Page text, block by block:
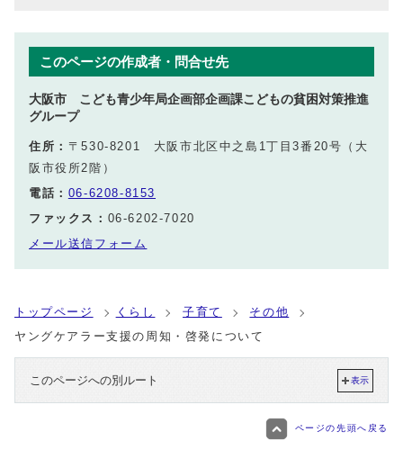
このページの作成者・問合せ先
大阪市 こども青少年局企画部企画課こどもの貧困対策推進
グループ
住所： 〒530-8201 大阪市北区中之島1丁目3番20号（大
阪市役所2階）
電話： 06-6208-8153
ファックス： 06-6202-7020
メール送信フォーム
トップページ くらし 子育て
その他
ヤングケアラー支援の周知・啓発について
このページへの別ルート 表示
ページの先頭へ戻る